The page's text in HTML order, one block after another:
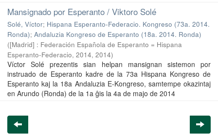
Mansignado por Esperanto / Viktoro Solé
Solé, Víctor; Hispana Esperanto-Federacio. Kongreso (73a. 2014.
Ronda); Andaluzia Kongreso de Esperanto (18a. 2014. Ronda)
([Madrid] : Federación Española de Esperanto = Hispana
Esperanto-Federacio, 2014, 2014)
Víctor Solé prezentis sian helpan mansignan sistemon por
instruado de Esperanto kadre de la 73a Hispana Kongreso de
Esperanto kaj la 18a Andaluzia E-Kongreso, samtempe okazintaj
en Arundo (Ronda) de la 1a ĝis la 4a de majo de 2014